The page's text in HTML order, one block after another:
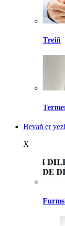
Treiñ
Bevañ er
X